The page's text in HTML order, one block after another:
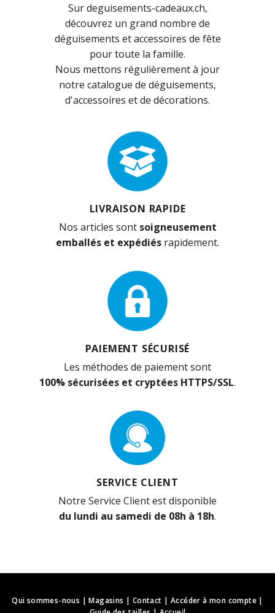
Sur deguisements-cadeaux.ch,
découvrez un grand nombre de
déguisements et accessoires de fête
pour toute la famille.
Nous mettons régulièrement à jour
notre catalogue de déguisements,
d'accessoires et de décorations.
LIVRAISON RAPIDE
Nos articles sont soigneusement
emballés et expédiés rapidement.
PAIEMENT SÉCURISÉ
Les méthodes de paiement sont
100% sécurisées et cryptées HTTPS/SSL.
SERVICE CLIENT
Notre Service Client est disponible
du lundi au samedi de 08h à 18h.
Qui sommes-nous |Magasins | Contact | Accéder à mon compte|